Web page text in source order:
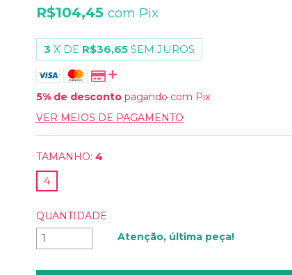
R$104,45com Pix
3 X DE R$36,65 SEM JUROS
5% de desconto pagando com Pix
VER MEIOS DE PAGAMENTO
TAMANHO: 4
4
QUANTIDADE
Atenção, última peça!